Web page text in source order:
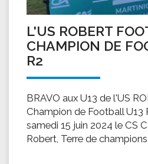
L'US ROBERT
CHAMPION DE
R2
BRAVO aux U13 de l'US
Champion de Football U13
samedi 15 juin 2024 le CS
Robert, Terre de champions.